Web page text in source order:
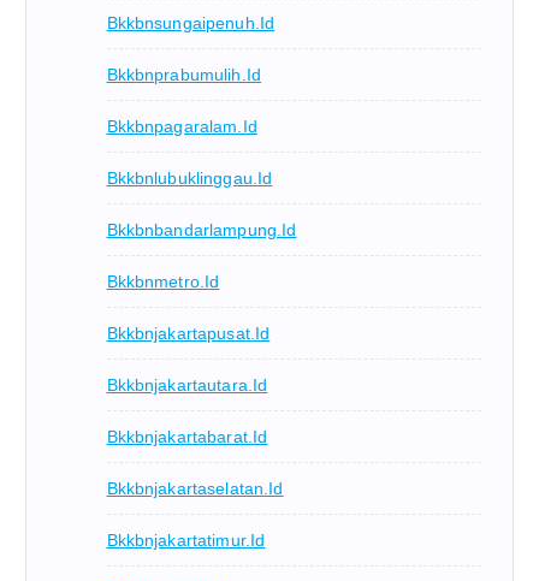
Bkkbnsungaipenuh.id
Bkkbnprabumulih.id
Bkkbnpagaralam.id
Bkkbnlubuklinggau.id
Bkkbnbandarlampung.id
Bkkbnmetro.id
Bkkbnjakartapusat.id
Bkkbnjakartautara.id
Bkkbnjakartabarat.id
Bkkbnjakartaselatan.id
Bkkbnjakartatimur.id